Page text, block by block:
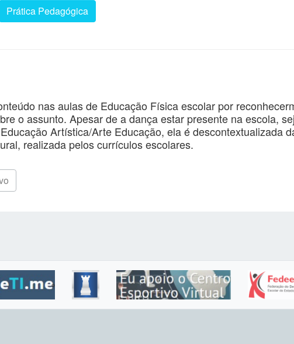
Prática Pedagógica
nas aulas de Educação Física escolar por
o assunto. Apesar de a dança estar presente na escola,
Artística/Arte Educação, ela é descontextualizada
realizada pelos currículos escolares.